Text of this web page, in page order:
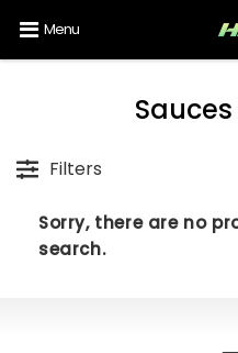
Menu
Filters
Sorry, there are no
search.